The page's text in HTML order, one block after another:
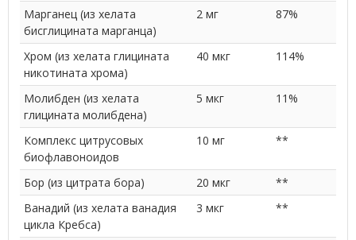
Марганец (из хелата
бисглицината марганца)
2 мг 87%
Хром (из хелата глицината
никотината хрома)
40 мкг 114%
Молибден (из хелата
глицината молибдена)
5 мкг 11%
Комплекс цитрусовых
биофлавоноидов
10 мг **
Бор (из цитрата бора) 20 мкг
**
Ванадий (из хелата ванадия
цикла Кребса)
3 мкг **